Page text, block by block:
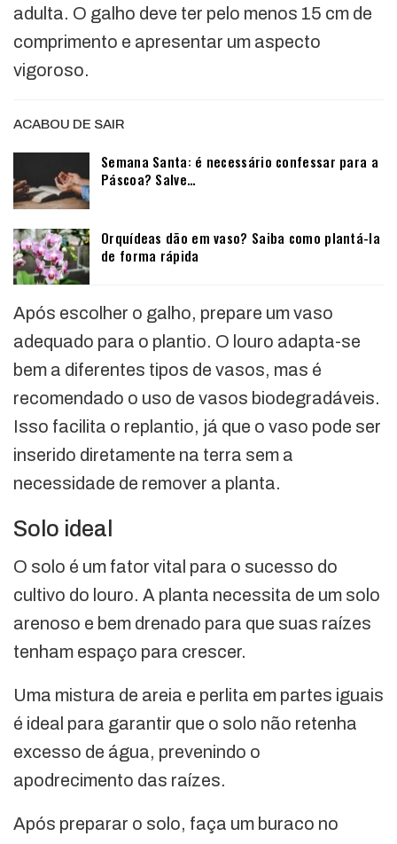
adulta. O galho deve ter pelo menos 15 cm de
comprimento e apresentar um aspecto
vigoroso.
ACABOU DE SAIR
Semana Santa: é necessário confessar para a
Páscoa? Salve…
Orquídeas dão em vaso? Saiba como plantá-la
de forma rápida
Após escolher o galho, prepare um vaso
adequado para o plantio. O louro adapta-se
bem a diferentes tipos de vasos, mas é
recomendado o uso de vasos biodegradáveis.
Isso facilita o replantio, já que o vaso pode ser
inserido diretamente na terra sem a
necessidade de remover a planta.
Solo ideal
O solo é um fator vital para o sucesso do
cultivo do louro. A planta necessita de um solo
arenoso e bem drenado para que suas raízes
tenham espaço para crescer.
Uma mistura de areia e perlita em partes iguais
é ideal para garantir que o solo não retenha
excesso de água, prevenindo o
apodrecimento das raízes.
Após preparar o solo, faça um buraco no